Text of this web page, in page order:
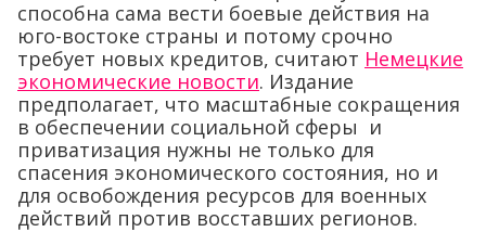
способна сама вести боевые действия на
юго-востоке страны и потому срочно
требует новых кредитов, считают Немецкие
экономические новости. Издание
предполагает, что масштабные сокращения
в обеспечении социальной сферы и
приватизация нужны не только для
спасения экономического состояния, но и
для освобождения ресурсов для военных
действий против восставших регионов.